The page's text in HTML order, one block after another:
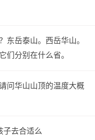
东岳泰山。西岳华山。
们分别在什么省。
问华山山顶的温度大概
子去合适么